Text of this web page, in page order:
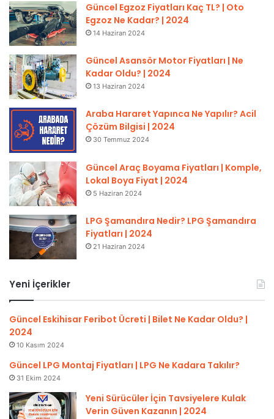
Güncel Egzoz Fiyatları Kaç TL? | Oto
Egzoz Ne Kadar? | 2024
14 Haziran 2024
Güncel Asansör Motor Fiyatları | Ne
Kadar Oldu? | 2024
13 Haziran 2024
Araba Hararet Yapınca Ne Yapılır? Acil
Çözüm Bilgisi | 2024
30 Temmuz 2024
Güncel Araç Boyama Fiyatları | Komple,
Lokal Boya Fiyat | 2024
5 Haziran 2024
LPG Şamandıra Nedir? LPG Şamandıra
Fiyatları | 2024
21 Haziran 2024
Yeni İçerikler
Güncel Eskihisar Feribot Ücreti | Bilet Ne Kadar Oldu? |
2024
10 Kasım 2024
Güncel LPG Montaj Fiyatları | LPG Ne Kadara Takılır?
31 Ekim 2024
Yeni Sürücüler İçin Tavsiyelere Kulak
Verin Güven Kazanın | 2024